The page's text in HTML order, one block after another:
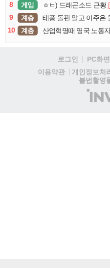
8
게임 ㅎㅂ) 드래곤소드 근황
9
계층 태풍 돌핀 말고 이주은
10
계층 산업혁명때 영국 노동
로그인 PC화면
이용약관
개인정보처
불법촬영